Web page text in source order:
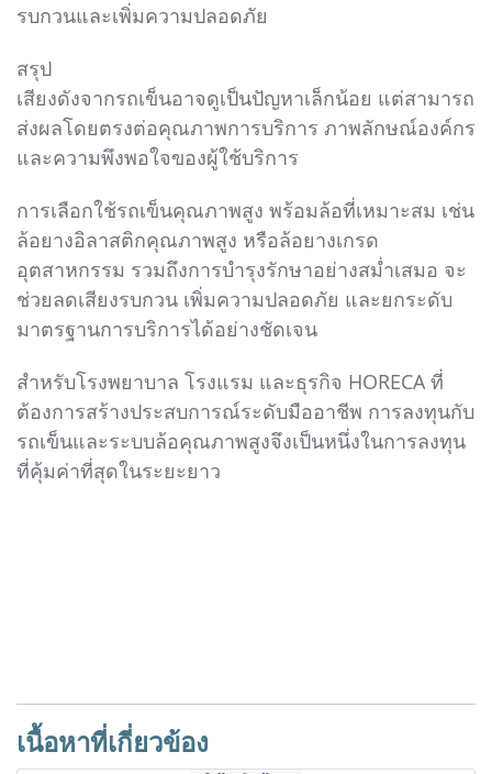
รบกวนและเพิ่มความปลอดภัย
สรุป
เสียงดังจากรถเข็นอาจดูเป็นปัญหาเล็กน้อย แต่สามารถ
ส่งผลโดยตรงต่อคุณภาพการบริการ ภาพลักษณ์องค์กร
และความพึงพอใจของผู้ใช้บริการ
การเลือกใช้รถเข็นคุณภาพสูง พร้อมล้อที่เหมาะสม เช่น
ล้อยางอิลาสติกคุณภาพสูง หรือล้อยางเกรด
อุตสาหกรรม รวมถึงการบำรุงรักษาอย่างสม่ำเสมอ จะ
ช่วยลดเสียงรบกวน เพิ่มความปลอดภัย และยกระดับ
มาตรฐานการบริการได้อย่างชัดเจน
สำหรับโรงพยาบาล โรงแรม และธุรกิจ HORECA ที่
ต้องการสร้างประสบการณ์ระดับมืออาชีพ การลงทุนกับ
รถเข็นและระบบล้อคุณภาพสูงจึงเป็นหนึ่งในการลงทุน
ที่คุ้มค่าที่สุดในระยะยาว
เนื้อหาที่เกี่ยวข้อง